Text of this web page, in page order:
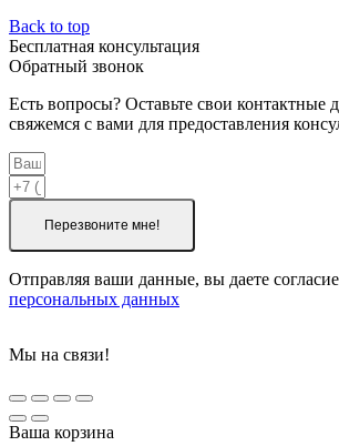
Back to top
Бесплатная консультация
Обратный звонок
Есть вопросы? Оставьте свои контактные
свяжемся с вами для предоставления
Перезвоните мне!
Отправляя ваши данные, вы даете согласие
персональных данных
Мы на связи!
Ваша корзина